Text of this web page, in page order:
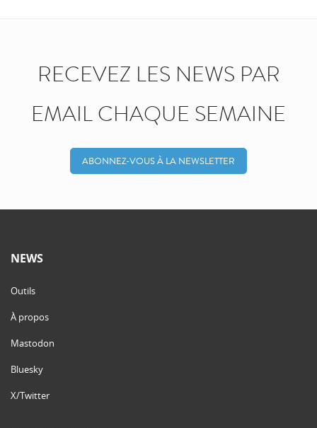
RECEVEZ LES NEWS PAR
EMAIL CHAQUE SEMAINE
ABONNEZ-VOUS À LA NEWSLETTER
NEWS
Outils
À propos
Mastodon
Bluesky
X/Twitter